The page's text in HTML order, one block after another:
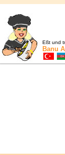
Eßt und
Banu